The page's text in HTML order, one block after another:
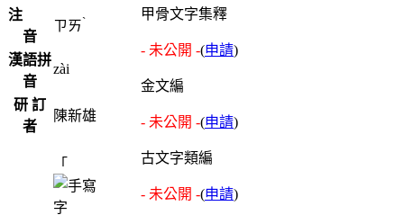
注
音
ㄗㄞˋ
漢語拼
音
zài
研 訂
者
陳新雄
「
甲骨文字集釋
- 未公開 -(申請)
金文編
- 未公開 -(申請)
古文字類編
- 未公開 -(申請)